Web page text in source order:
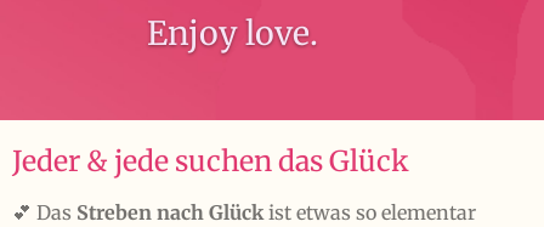
Enjoy love.
Jeder & jede suchen das Glück
💕 Das Streben nach Glückist etwas so elementar